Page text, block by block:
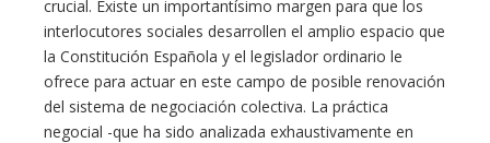
crucial. Existe un importantísimo margen para que los
interlocutores sociales desarrollen el amplio espacio que
la Constitución Española y el legislador ordinario le
ofrece para actuar en este campo de posible renovación
del sistema de negociación colectiva. La práctica
negocial -que ha sido analizada exhaustivamente en